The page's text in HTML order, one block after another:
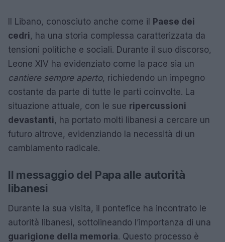
Il Libano, conosciuto anche come il Paese dei
cedri, ha una storia complessa caratterizzata da
tensioni politiche e sociali. Durante il suo discorso,
Leone XIV ha evidenziato come la pace sia un
cantiere sempre aperto, richiedendo un impegno
costante da parte di tutte le parti coinvolte. La
situazione attuale, con le sue ripercussioni
devastanti, ha portato molti libanesi a cercare un
futuro altrove, evidenziando la necessità di un
cambiamento radicale.
Il messaggio del Papa alle autorità
libanesi
Durante la sua visita, il pontefice ha incontrato le
autorità libanesi, sottolineando l’importanza di una
guarigione della memoria. Questo processo è